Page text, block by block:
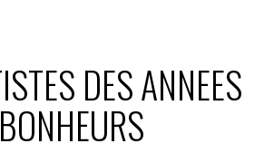
DES ANNEES
BONHEURS